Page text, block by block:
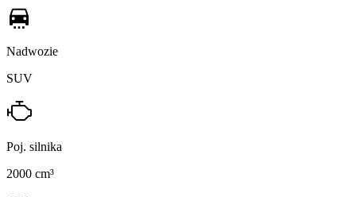
Nadwozie
SUV
Poj. silnika
2000 cm³